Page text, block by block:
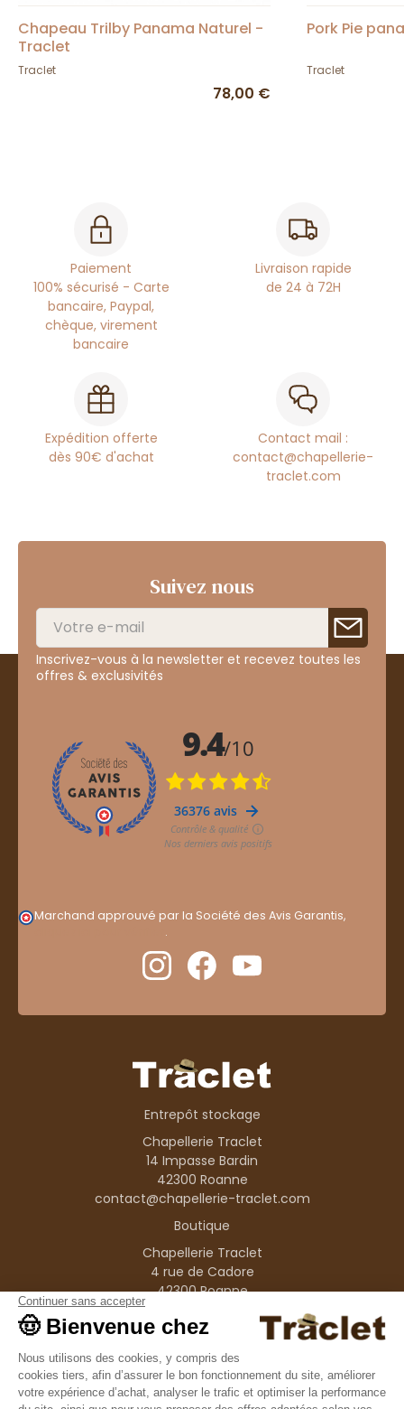
Chapeau Trilby Panama Naturel -
Traclet
Traclet
78,00 €
Pork Pie
Traclet
Paiement
100% sécurisé - Carte
bancaire, Paypal,
chèque, virement
bancaire
Livraison rapide
de 24 à 72H
Expédition offerte
dès 90€ d'achat
Contact mail :
contact@chapellerie-
traclet.com
Suivez nous
Inscrivez-vous à la newsletter et recevez toutes les
offres & exclusivités
Marchand approuvé par la Société des Avis Garantis,
.
Entrepôt stockage
Chapellerie Traclet
14 Impasse Bardin
42300 Roanne
contact@chapellerie-traclet.com
Boutique
Chapellerie Traclet
4 rue de Cadore
42300 Roanne
Produits